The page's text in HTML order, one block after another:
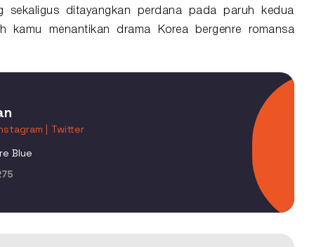
sekaligus ditayangkan perdana pada paruh kedua
kamu menantikan drama Korea bergenre romansa
| Twitter
Blue